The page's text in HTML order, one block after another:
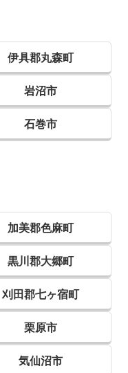
伊具郡丸森町
岩沼市
石巻市
加美郡色麻町
黒川郡大郷町
刈田郡七ヶ宿町
栗原市
気仙沼市